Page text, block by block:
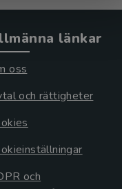
länkar
oss
och rättigheter
och